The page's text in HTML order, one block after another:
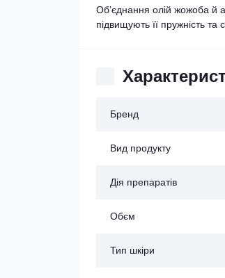
Об’єднання олій жожоба й
підвищують її пружність
Бренд
Вид продукту
Дія препаратів
Обєм
Тип шкіри